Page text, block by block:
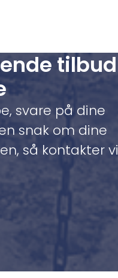
tilbud
svare på dine
snak om dine
så kontakter vi